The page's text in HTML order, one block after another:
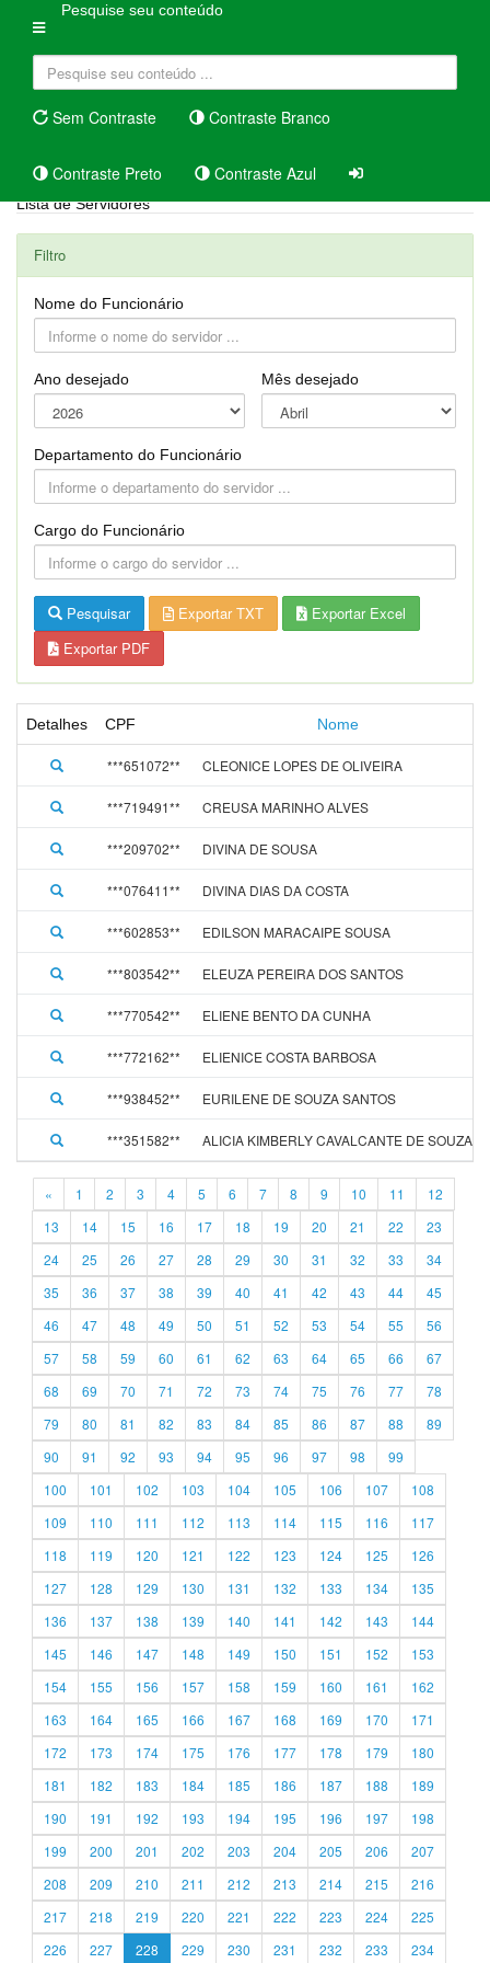
Pesquise seu conteúdo
Sem Contraste Contraste Branco
Contraste Preto Contraste Azul
Lista de Servidores
Filtro
Nome do Funcionário
Ano desejado Mês desejado
Departamento do Funcionário
Cargo do Funcionário
Pesquisar Exportar TXT
Exportar Excel
Exportar PDF
Detalhes CPF Nome
***651072** CLEONICE LOPES DE OLIVEIRA
***719491** CREUSA MARINHO ALVES
***209702** DIVINA DE SOUSA
***076411** DIVINA DIAS DA COSTA
***602853** EDILSON MARACAIPE SOUSA
***803542** ELEUZA PEREIRA DOS SANTOS
***770542** ELIENE BENTO DA CUNHA
***772162** ELIENICE COSTA BARBOSA
***938452** EURILENE DE SOUZA SANTOS
***351582** ALICIA KIMBERLY CAVALCANTE DE SOUZA
« 1 2 3 4 5 6 7 8 9 10 11
12
13
14 15 16 17 18 19 20 21 22
23
24
25 26 27 28 29 30 31 32 33
34
35
36 37 38 39 40 41 42 43 44
45
46
47 48 49 50 51 52 53 54 55
56
57
58 59 60 61 62 63 64 65 66
67
68
69 70 71 72 73 74 75 76 77
78
79
80 81 82 83 84 85 86 87 88
89
90
91 92 93 94 95 96 97 98
99
100
101 102 103 104 105 106 107
108
109
110 111 112 113 114 115 116
117
118
119 120 121 122 123 124 125
126
127
128 129 130 131 132 133 134
135
136
137 138 139 140 141 142 143
144
145
146 147 148 149 150 151 152
153
154
155 156 157 158 159 160 161
162
163
164 165 166 167 168 169 170
171
172
173 174 175 176 177 178 179
180
181
182 183 184 185 186 187 188
189
190
191 192 193 194 195 196 197
198
199
200 201 202 203 204 205 206
207
208
209 210 211 212 213 214 215
216
217
218 219 220 221 222 223 224
225
226
227 228 229 230 231 232 233 234